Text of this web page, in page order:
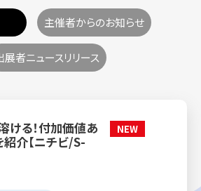
主催者からのお知らせ
展者ニュースリリース
ける！付加価値あ
介【ニチビ/S-